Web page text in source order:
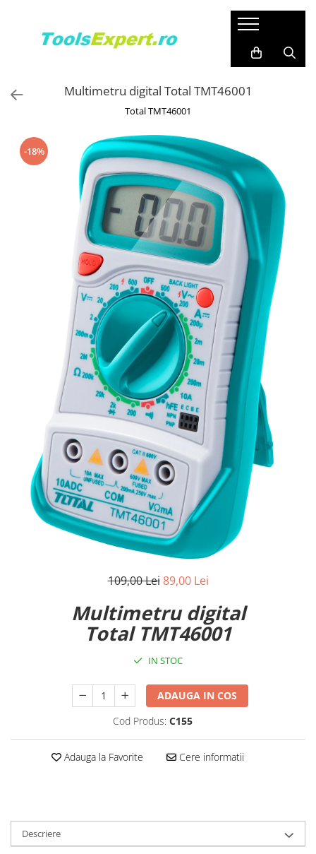
Produse
Multimetru digital Total TMT46001
Total TMT46001
-18%
109,00 Lei 89,00 Lei
Multimetru digital
Total TMT46001
IN STOC
ADAUGA IN COS
Cod Produs: C155
Adauga la Favorite Cere informatii
Descriere